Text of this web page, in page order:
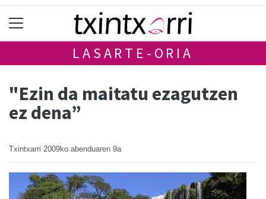
LASARTE-ORIA
"Ezin da maitatu ezagutzen
ez dena”
Txintxarri 2009ko abenduaren 9a